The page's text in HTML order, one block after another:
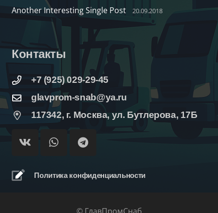
Another Interesting Single Post 20.09.2018
Контакты
+7 (925) 029-29-45
glavprom-snab@ya.ru
117342, г. Москва, ул. Бутлерова, 17Б
Политика конфиденциальности